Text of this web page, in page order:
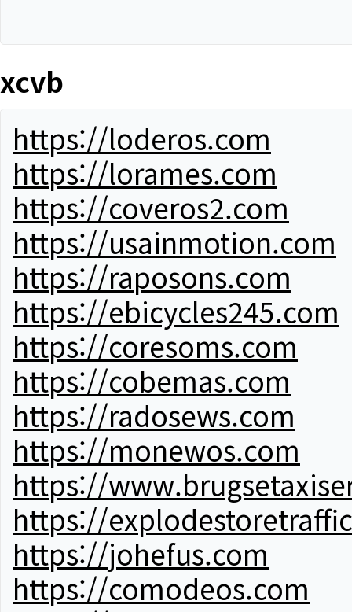
xcvb
https://loderos.com
https://lorames.com
https://coveros2.com
https://usainmotion.com
https://raposons.com
https://ebicycles245.com
https://coresoms.com
https://cobemas.com
https://radosews.com
https://monewos.com
https://
https://
https://johefus.com
https://comodeos.com